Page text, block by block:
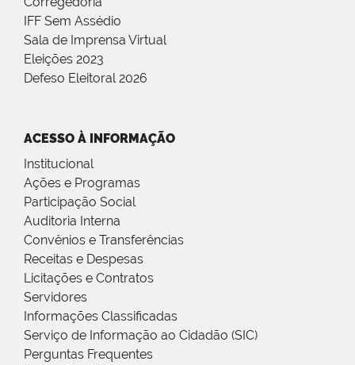
IFF Sem Assédio
Sala de Imprensa Virtual
Eleições 2023
Defeso Eleitoral 2026
ACESSO À INFORMAÇÃO
Institucional
Ações e Programas
Participação Social
Auditoria Interna
Convênios e Transferências
Receitas e Despesas
Licitações e Contratos
Servidores
Informações Classificadas
Serviço de Informação ao Cidadão (SIC)
Perguntas Frequentes